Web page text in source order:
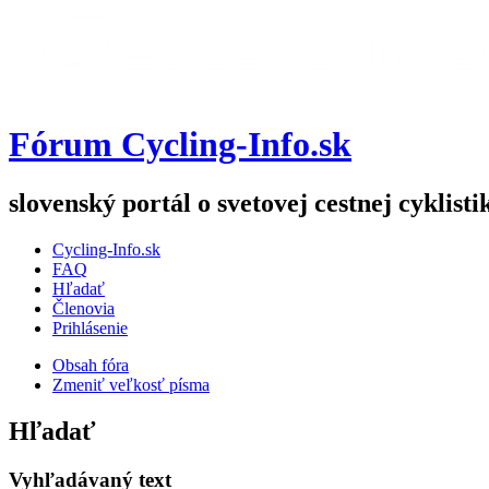
Fórum Cycling-Info.sk
slovenský portál o svetovej cestnej
Cycling-Info.sk
FAQ
Hľadať
Členovia
Prihlásenie
Obsah fóra
Zmeniť veľkosť písma
Hľadať
Vyhľadávaný text